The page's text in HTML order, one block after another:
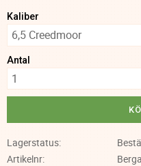
Kaliber
Antal
Lagerstatus
Artikelnr